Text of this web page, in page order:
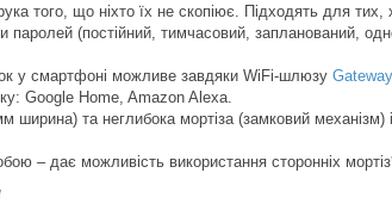
того, що ніхто їх не скопіює. Підходять для
паролей (постійний, тимчасовий, запланований,
у смартфоні можливе завдяки WiFi-шлюзу
Google Home, Amazon Alexa.
ширина) та неглибока мортіза (замковий
– дає можливість використання сторонніх